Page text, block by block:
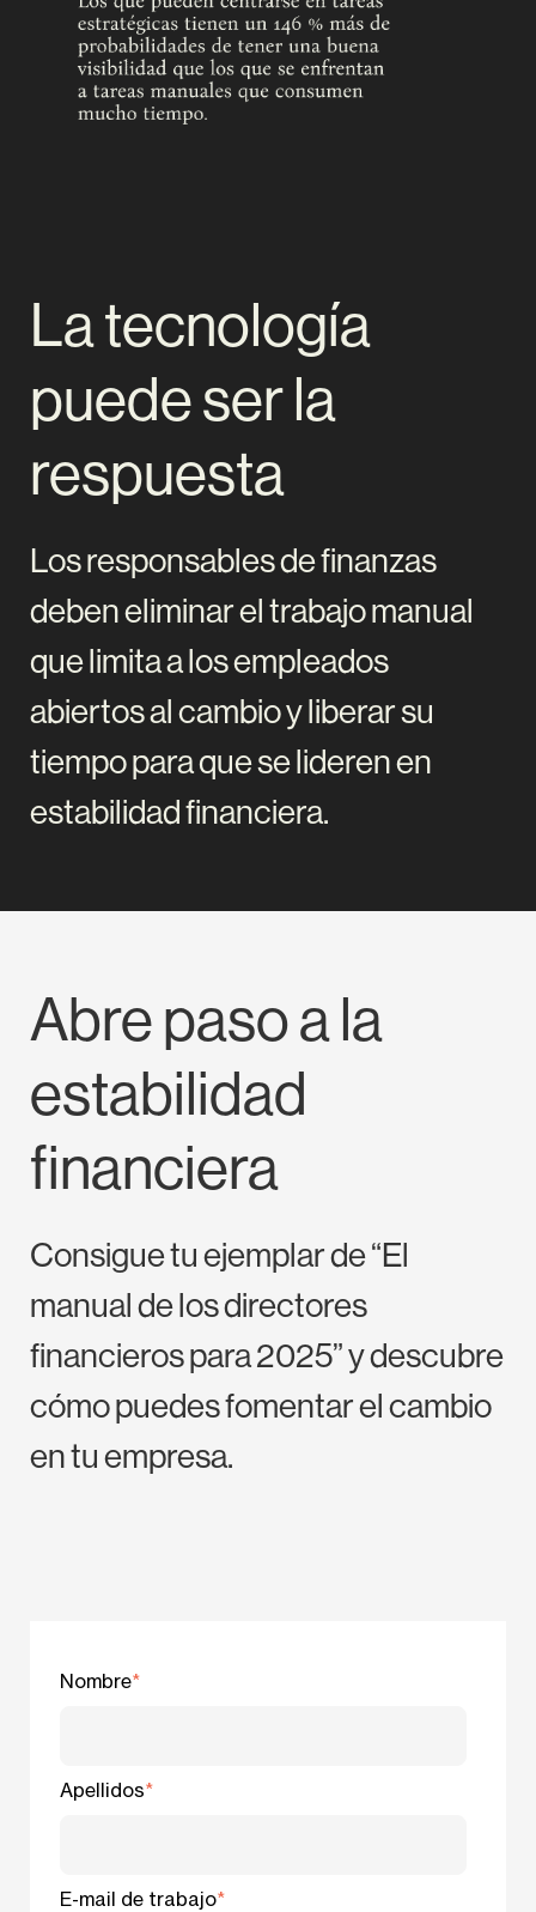
La tecnología
puede ser la
respuesta
Los responsables de finanzas
deben eliminar el trabajo manual
que limita a los empleados
abiertos al cambio y liberar su
tiempo para que se lideren en
estabilidad financiera.
Abre paso a la
estabilidad
financiera
Consigue tu ejemplar de “El
manual de los directores
financieros para 2025” y descubre
cómo puedes fomentar el cambio
en tu empresa.
Nombre*
Apellidos*
E-mail de trabajo*